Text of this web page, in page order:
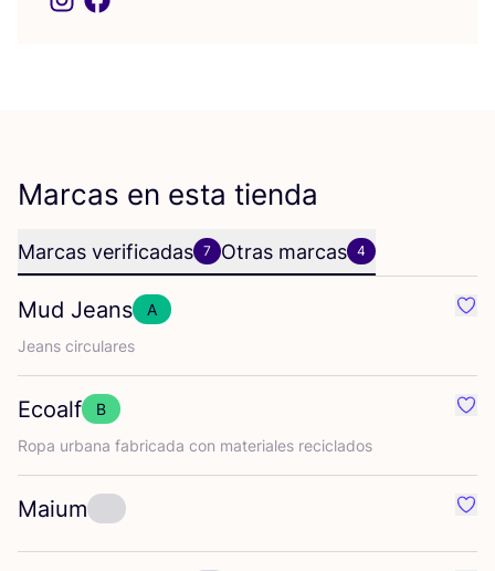
Marcas en esta tienda
Marcas verificadas 7 Otras marcas 4
Mud Jeans
A
Jeans cir­cu­la­res
Ecoalf
B
Ropa urba­na fabri­ca­da con mate­ria­les reciclados
Maium